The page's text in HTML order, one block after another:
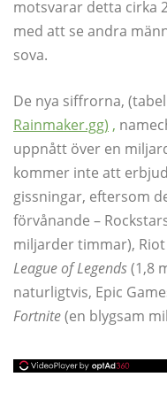
motsvarar detta cirka
med att se andra
sova.
De nya siffrorna,
Rainmaker.gg) ,
uppnått över en
kommer inte att
gissningar, eftersom
förvånande –
miljarder timmar),
League of Legends(1,8
naturligtvis, Epic
Fortnite(en blygsam